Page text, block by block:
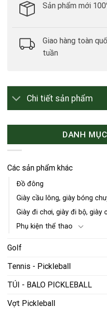
Sản phẩm mới
Giao hàng toàn
tuần
Chi tiết sản phẩm
DANH
Các sản phẩm khác
Đồ đông
Giày cầu lông, giày bóng
Giày đi chơi, giày đi bộ, giày
Phụ kiện thể thao
Golf
Tennis - Pickleball
TÚI - BALO PICKLEBALL
Vợt Pickleball